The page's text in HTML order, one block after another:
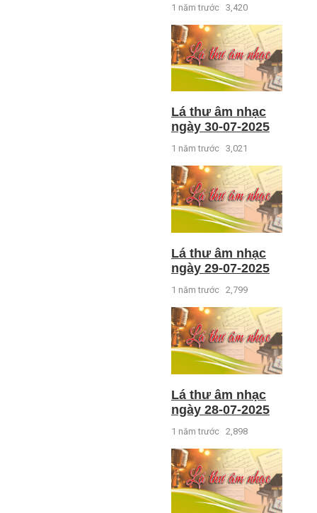
1 năm trước 3,420
Lá thư âm nhạc
ngày 30-07-2025
1 năm trước 3,021
Lá thư âm nhạc
ngày 29-07-2025
1 năm trước 2,799
Lá thư âm nhạc
ngày 28-07-2025
1 năm trước 2,898